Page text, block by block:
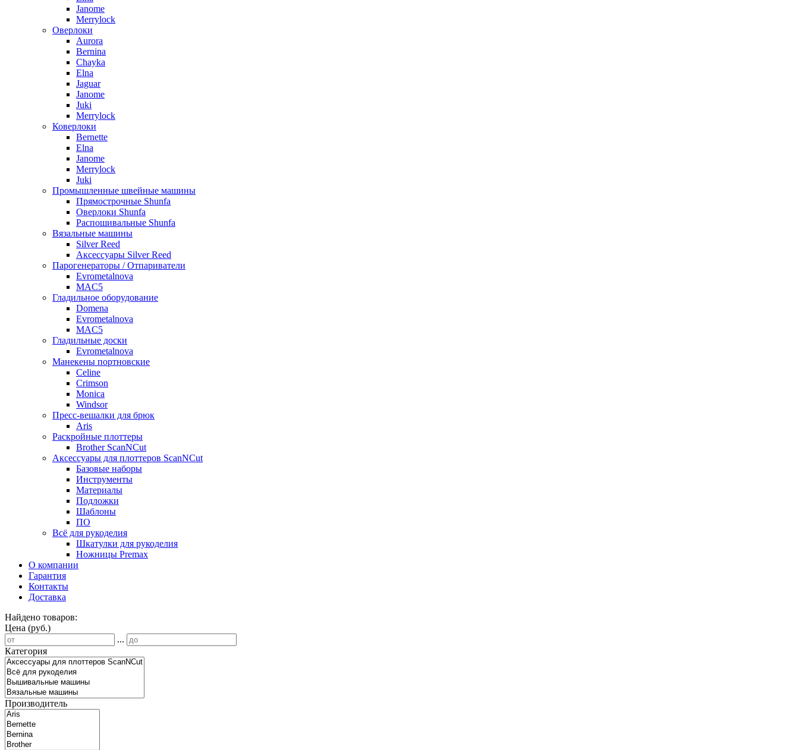
Janome
Merrylock
Оверлоки
Aurora
Bernina
Chayka
Elna
Jaguar
Janome
Juki
Merrylock
Коверлоки
Bernette
Elna
Janome
Merrylock
Juki
Промышленные швейные машины
Прямострочные Shunfa
Оверлоки Shunfa
Распошивальные Shunfa
Вязальные машины
Silver Reed
Аксессуары Silver Reed
Парогенераторы / Отпариватели
Evrometalnova
MAC5
Гладильное оборудование
Domena
Evrometalnova
MAC5
Гладильные доски
Evrometalnova
Манекены портновские
Celine
Crimson
Monica
Windsor
Пресс-вешалки для брюк
Aris
Раскройные плоттеры
Brother ScanNCut
Аксессуары для плоттеров ScanNCut
Базовые наборы
Инструменты
Материалы
Подложки
Шаблоны
ПО
Всё для рукоделия
Шкатулки для рукоделия
Ножницы Premax
О компании
Гарантия
Контакты
Доставка
Найдено товаров:
Цена (руб.)
...
Категория
Производитель